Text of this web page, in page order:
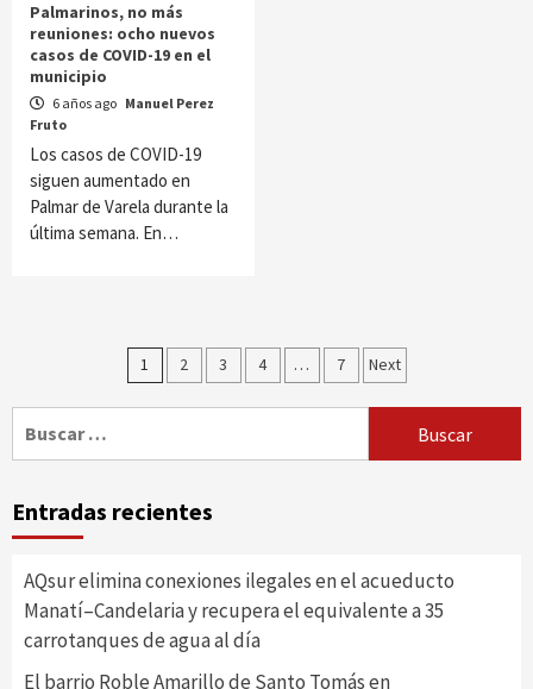
Palmarinos, no más
reuniones: ocho nuevos
casos de COVID-19 en el
municipio
6 años ago Manuel Perez
Fruto
Los casos de COVID-19
siguen aumentado en
Palmar de Varela durante la
última semana. En…
Paginación
de
entradas
1 2 3 4 … 7 Next
Entradas recientes
AQsur elimina conexiones ilegales en el acueducto
Manatí–Candelaria y recupera el equivalente a 35
carrotanques de agua al día
El barrio Roble Amarillo de Santo Tomás en